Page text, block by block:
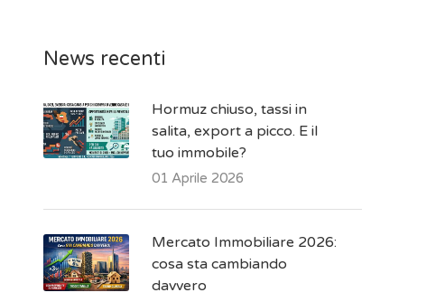
News recenti
Hormuz chiuso, tassi in
salita, export a picco. E il
tuo immobile?
01 Aprile 2026
Mercato Immobiliare 2026:
cosa sta cambiando
davvero